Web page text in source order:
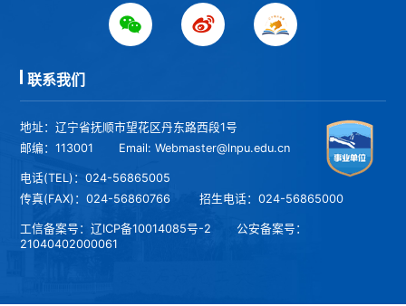
联系我们
地址：辽宁省抚顺市望花区丹东路西段1号
邮编：113001
Email: Webmaster@lnpu.edu.cn
电话(TEL)：024-56865005
传真(FAX)：024-56860766
招生电话：024-56865000
工信备案号：辽ICP备10014085号-2 公安备案号：
21040402000061